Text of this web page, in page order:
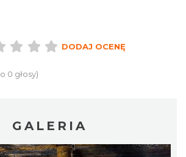
DODAJ OCENĘ
0 głosy)
GALERIA